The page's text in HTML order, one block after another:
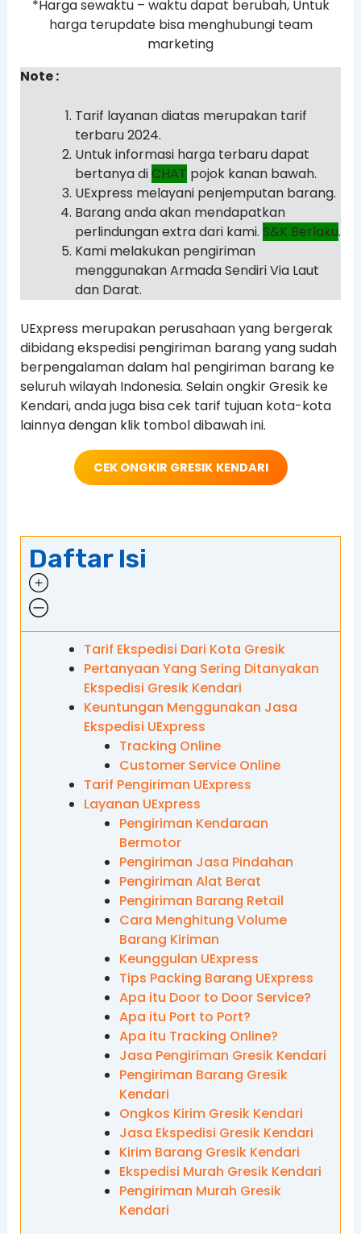
*Harga sewaktu – waktu dapat berubah, Untuk
harga terupdate bisa menghubungi team
marketing
Note :
Tarif layanan diatas merupakan tarif
terbaru 2024.
Untuk informasi harga terbaru dapat
bertanya diCHAT pojok kanan bawah.
UExpress melayani penjemputan barang.
Barang anda akan mendapatkan
perlindungan extra dari kami. S&K Berlaku.
Kami melakukan pengiriman
menggunakan Armada Sendiri Via Laut
dan Darat.
UExpress merupakan perusahaan yang bergerak
dibidang ekspedisi pengiriman barang yang sudah
berpengalaman dalam hal pengiriman barang ke
seluruh wilayah Indonesia. Selain ongkir Gresik ke
Kendari, anda juga bisa cek tarif tujuan kota-kota
lainnya dengan klik tombol dibawah ini.
CEK ONGKIR GRESIK KENDARI
Daftar Isi
Tarif Ekspedisi Dari Kota Gresik
Pertanyaan Yang Sering Ditanyakan
Ekspedisi Gresik Kendari
Keuntungan Menggunakan Jasa
Ekspedisi UExpress
Tracking Online
Customer Service Online
Tarif Pengiriman UExpress
Layanan UExpress
Pengiriman Kendaraan
Bermotor
Pengiriman Jasa Pindahan
Pengiriman Alat Berat
Pengiriman Barang Retail
Cara Menghitung Volume
Barang Kiriman
Keunggulan UExpress
Tips Packing Barang UExpress
Apa itu Door to Door Service?
Apa itu Port to Port?
Apa itu Tracking Online?
Jasa Pengiriman Gresik Kendari
Pengiriman Barang Gresik
Kendari
Ongkos Kirim Gresik Kendari
Jasa Ekspedisi Gresik Kendari
Kirim Barang Gresik Kendari
Ekspedisi Murah Gresik Kendari
Pengiriman Murah Gresik
Kendari